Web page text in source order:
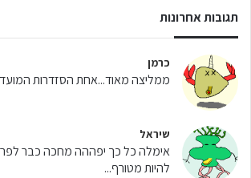
תגובות אחרונות
כרמן
ממליצה מאוד...אחת הסזדרות
שיראל
להיות מטורף...